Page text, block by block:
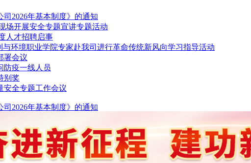
2026年基本制度》的通知
场开展安全专题宣讲专题活动
人才招聘启事
环境职业学院专家赴我司进行革命传统新风向学习指导活动
署会议
防疫一线人员
别奖
安全专题工作会议
2026年基本制度》的通知
目(王场镇改造提升片)第十五标段”项目部的通知
续建配套与现代化改造项目2022年度工程施工Ⅲ标”项目部安全部的通知
续建配套与现代化改造项目2022年度工程施工Ⅲ标”的通知
2022年省级水利工程维修养护项目”项目部安全部的通知